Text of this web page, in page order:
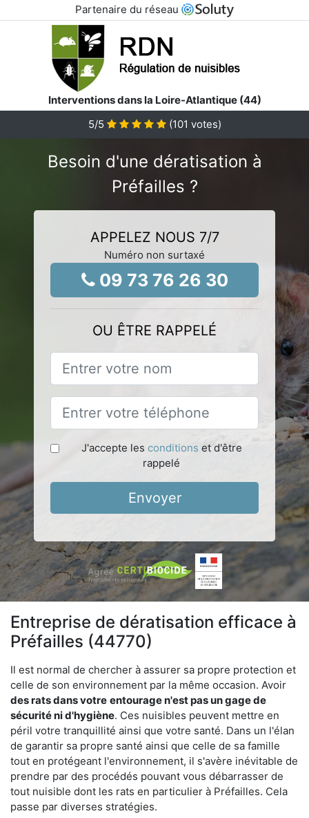
Partenaire du réseau
Interventions dans la Loire-Atlantique (44)
5/5 (101 votes)
Besoin d'une dératisation à
Préfailles ?
APPELEZ NOUS 7/7
Numéro non surtaxé
09 73 76 26 30
OU ÊTRE RAPPELÉ
J'accepte les conditions et d'être
rappelé
Envoyer
Entreprise de dératisation efficace à
Préfailles (44770)
Il est normal de chercher à assurer sa propre protection et
celle de son environnement par la même occasion. Avoir
des rats dans votre entourage n'est pas un gage de
sécurité ni d'hygiène. Ces nuisibles peuvent mettre en
péril votre tranquillité ainsi que votre santé. Dans un l'élan
de garantir sa propre santé ainsi que celle de sa famille
tout en protégeant l'environnement, il s'avère inévitable de
prendre par des procédés pouvant vous débarrasser de
tout nuisible dont les rats en particulier à Préfailles. Cela
passe par diverses stratégies.